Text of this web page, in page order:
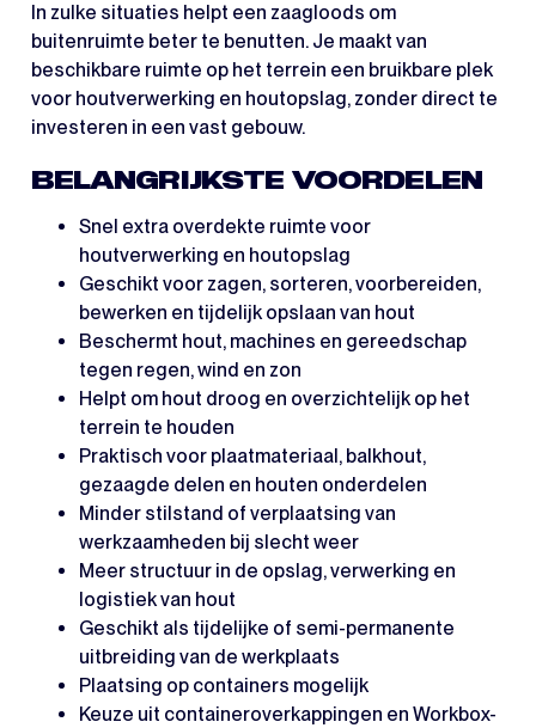
In zulke situaties helpt een zaagloods om
buitenruimte beter te benutten. Je maakt van
beschikbare ruimte op het terrein een bruikbare plek
voor houtverwerking en houtopslag, zonder direct te
investeren in een vast gebouw.
BELANGRIJKSTE VOORDELEN
Snel extra overdekte ruimte voor
houtverwerking en houtopslag
Geschikt voor zagen, sorteren, voorbereiden,
bewerken en tijdelijk opslaan van hout
Beschermt hout, machines en gereedschap
tegen regen, wind en zon
Helpt om hout droog en overzichtelijk op het
terrein te houden
Praktisch voor plaatmateriaal, balkhout,
gezaagde delen en houten onderdelen
Minder stilstand of verplaatsing van
werkzaamheden bij slecht weer
Meer structuur in de opslag, verwerking en
logistiek van hout
Geschikt als tijdelijke of semi-permanente
uitbreiding van de werkplaats
Plaatsing op containers mogelijk
Keuze uit containeroverkappingen en Workbox-